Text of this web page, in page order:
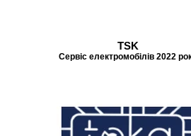
TSK
Сервіс електромобілів 2022